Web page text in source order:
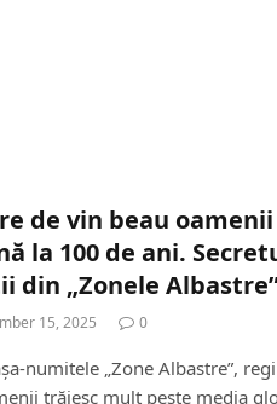
de vin beau
la 100 de ani.
din „Zonele
15, 2025 0
numitele „Zone Albastre”,
trăiesc mult peste media